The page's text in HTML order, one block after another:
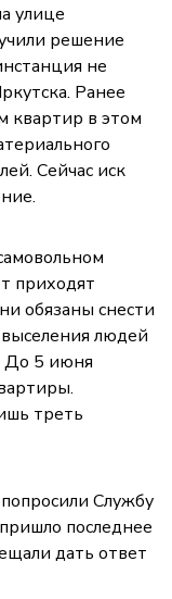
улице
решение
не
Ранее
квартир в этом
Сейчас иск
приходят
обязаны снести
людей
До 5 июня
треть
Службу
последнее
дать ответ